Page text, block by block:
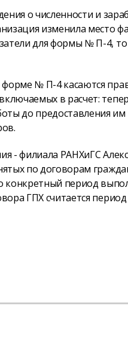
о численности и
изменила место
для формы № П-4,
№ П-4 касаются
в расчет:
до предоставления
- филиала РАНХиГС
по договорам
период
ГПХ считается